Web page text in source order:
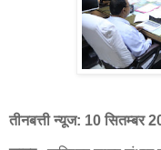
तीनबत्ती न्यूज: 10 सितम्बर